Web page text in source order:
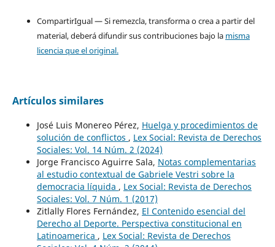
CompartirIgual — Si remezcla, transforma o crea a partir del
material, deberá difundir sus contribuciones bajo la misma
licencia que el original.
Artículos similares
José Luis Monereo Pérez, Huelga y procedimientos de
solución de conflictos , Lex Social: Revista de Derechos
Sociales: Vol. 14 Núm. 2 (2024)
Jorge Francisco Aguirre Sala, Notas complementarias
al estudio contextual de Gabriele Vestri sobre la
democracia líquida , Lex Social: Revista de Derechos
Sociales: Vol. 7 Núm. 1 (2017)
Zitlally Flores Fernández, El Contenido esencial del
Derecho al Deporte. Perspectiva constitucional en
Latinoamerica , Lex Social: Revista de Derechos